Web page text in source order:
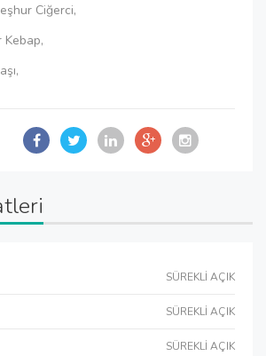
Ciğerci,
Kebap,
SÜREKLİ AÇIK
SÜREKLİ AÇIK
SÜREKLİ AÇIK